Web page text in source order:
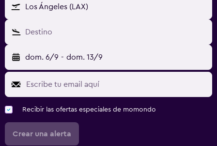
Los Ángeles (LAX)
Destino
dom. 6/9 - dom. 13/9
Recibir las ofertas especiales de momondo
Crear una alerta